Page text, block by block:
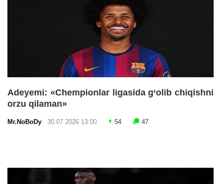
Adeyemi: «Chempionlar ligasida g‘olib chiqishni
orzu qilaman»
Mr.NoBoDy 30.07.2026 13:00 54 47